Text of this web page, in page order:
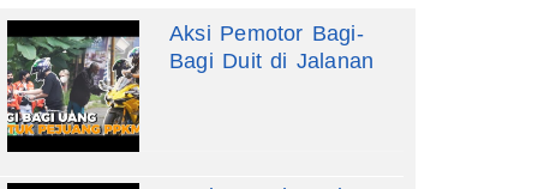
Aksi Pemotor Bagi-
Bagi Duit di Jalanan